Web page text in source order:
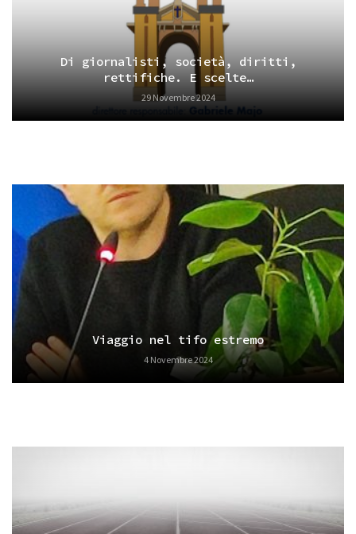
Di giornalisti, società, diritti,
rettifiche. E scelte…
29 Novembre 2024
Viaggio nel tifo estremo
4 Novembre 2024